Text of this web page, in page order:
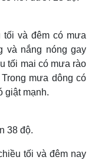
tối và đêm có mưa
và nắng nóng gay
tối mai có mưa rào
mưa dông có
giật mạnh.
38 độ.
tối và đêm nay